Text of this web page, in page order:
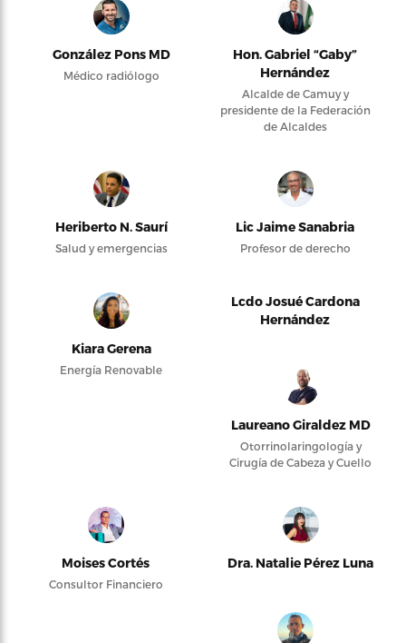
González Pons MD
Médico radiólogo
Hon. Gabriel “Gaby”
Hernández
Alcalde de Camuy y
presidente de la Federación
de Alcaldes
Heriberto N. Saurí
Salud y emergencias
Lic Jaime Sanabria
Profesor de derecho
Kiara Gerena
Energía Renovable
Lcdo Josué Cardona
Hernández
Laureano Giraldez MD
Otorrinolaringología y
Cirugía de Cabeza y Cuello
Moises Cortés
Consultor Financiero
Dra. Natalie Pérez Luna